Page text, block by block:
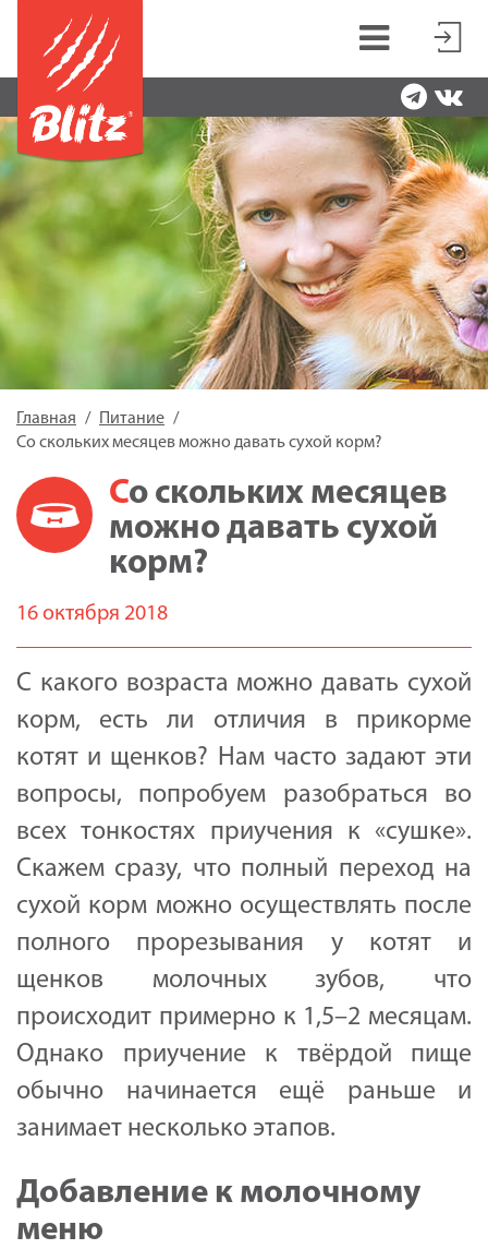
Главная
Питание
Со скольких месяцев можно давать сухой корм?
Со скольких месяцев
можно давать сухой
корм?
16 октября 2018
С какого возраста можно давать сухой
корм, есть ли отличия в прикорме
котят и щенков? Нам часто задают эти
вопросы, попробуем разобраться во
всех тонкостях приучения к «сушке».
Скажем сразу, что полный переход на
сухой корм можно осуществлять после
полного прорезывания у котят и
щенков молочных зубов, что
происходит примерно к 1,5–2 месяцам.
Однако приучение к твёрдой пище
обычно начинается ещё раньше и
занимает несколько этапов.
Добавление к молочному
меню